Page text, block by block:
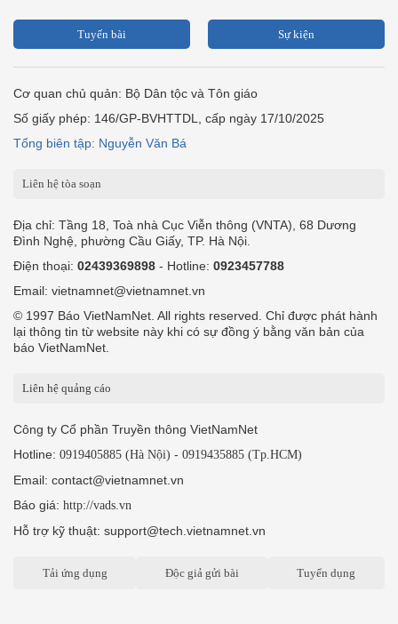
Tuyến bài Sự kiện
Cơ quan chủ quản: Bộ Dân tộc và Tôn giáo
Số giấy phép: 146/GP-BVHTTDL, cấp ngày 17/10/2025
Tổng biên tập: Nguyễn Văn Bá
Liên hệ tòa soạn
Địa chỉ: Tầng 18, Toà nhà Cục Viễn thông (VNTA), 68 Dương
Đình Nghệ, phường Cầu Giấy, TP. Hà Nội.
Điện thoại: 02439369898 - Hotline: 0923457788
Email: vietnamnet@vietnamnet.vn
© 1997 Báo VietNamNet. All rights reserved. Chỉ được phát hành
lại thông tin từ website này khi có sự đồng ý bằng văn bản của
báo VietNamNet.
Liên hệ quảng cáo
Công ty Cổ phần Truyền thông VietNamNet
Hotline: 0919405885 (Hà Nội) - 0919435885 (Tp.HCM)
Email: contact@vietnamnet.vn
Báo giá: http://vads.vn
Hỗ trợ kỹ thuật: support@tech.vietnamnet.vn
Tải ứng dụng Độc giả gửi bài Tuyển dụng